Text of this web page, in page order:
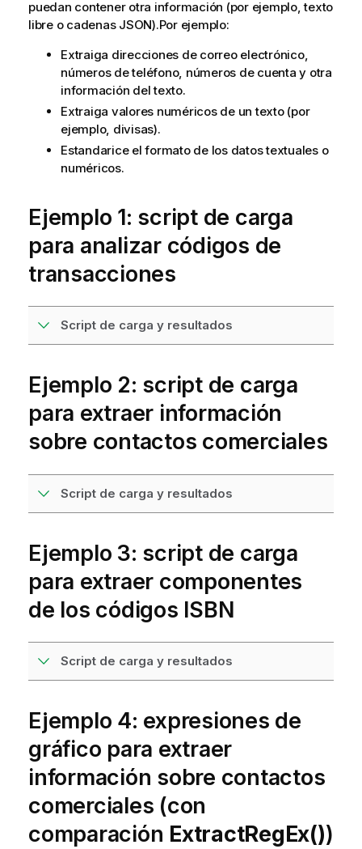
puedan contener otra información (por ejemplo, texto
libre o cadenas JSON).Por ejemplo:
Extraiga direcciones de correo electrónico,
números de teléfono, números de cuenta y otra
información del texto.
Extraiga valores numéricos de un texto (por
ejemplo, divisas).
Estandarice el formato de los datos textuales o
numéricos.
Ejemplo 1: script de carga
para analizar códigos de
transacciones
Script de carga y resultados
Ejemplo 2: script de carga
para extraer información
sobre contactos comerciales
Script de carga y resultados
Ejemplo 3: script de carga
para extraer componentes
de los códigos ISBN
Script de carga y resultados
Ejemplo 4: expresiones de
gráfico para extraer
información sobre contactos
comerciales (con
comparación ExtractRegEx())